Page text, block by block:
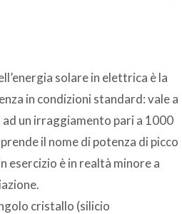
solare in elettrica è la
in condizioni standard: vale a
un irraggiamento pari a 1000
il nome di potenza di picco
esercizio è in realtà minore a
cristallo (silicio